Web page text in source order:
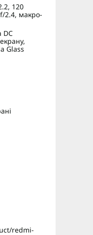
120
2.4, макро-
DC
Glass
redmi-